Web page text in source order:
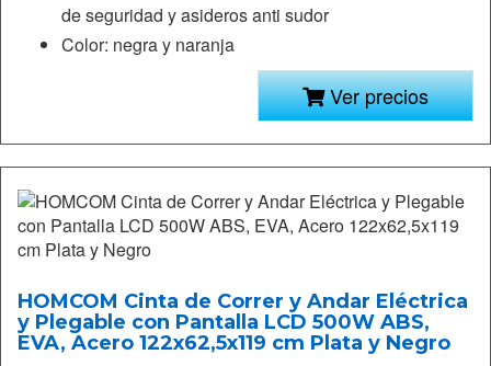
de seguridad y asideros anti sudor
Color: negra y naranja
Ver precios
HOMCOM Cinta de Correr y Andar Eléctrica
y Plegable con Pantalla LCD 500W ABS,
EVA, Acero 122x62,5x119 cm Plata y Negro